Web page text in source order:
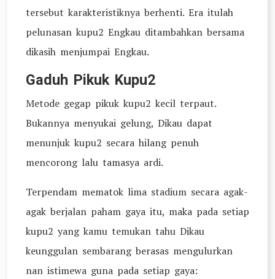
tersebut karakteristiknya berhenti. Era itulah
pelunasan kupu2 Engkau ditambahkan bersama
dikasih menjumpai Engkau.
Gaduh Pikuk Kupu2
Metode gegap pikuk kupu2 kecil terpaut.
Bukannya menyukai gelung, Dikau dapat
menunjuk kupu2 secara hilang penuh
mencorong lalu tamasya ardi.
Terpendam mematok lima stadium secara agak-
agak berjalan paham gaya itu, maka pada setiap
kupu2 yang kamu temukan tahu Dikau
keunggulan sembarang berasas mengulurkan
nan istimewa guna pada setiap gaya: